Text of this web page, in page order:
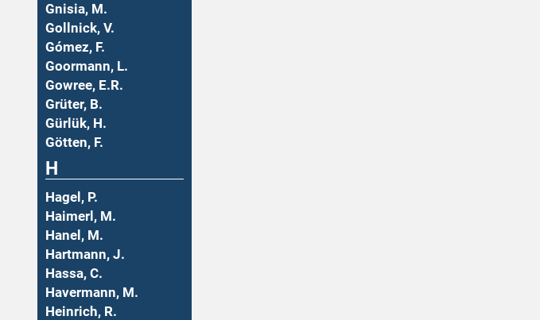
Gnisia, M.
Gollnick, V.
Gómez, F.
Goormann, L.
Gowree, E.R.
Grüter, B.
Gürlük, H.
Götten, F.
H
Hagel, P.
Haimerl, M.
Hanel, M.
Hartmann, J.
Hassa, C.
Havermann, M.
Heinrich, R.